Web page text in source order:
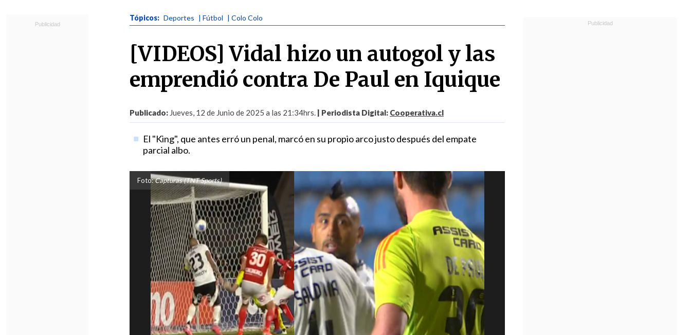
Tópicos: Deportes | Fútbol | Colo Colo
[VIDEOS] Vidal hizo un autogol y las
emprendió contra De Paul en Iquique
Publicado: Jueves, 12 de Junio de 2025 a las 21:34hrs. | Periodista Digital: Cooperativa.cl
El "King", que antes erró un penal, marcó en su propio arco justo después del empate
parcial albo.
Foto:Capturas (TNT Sports)